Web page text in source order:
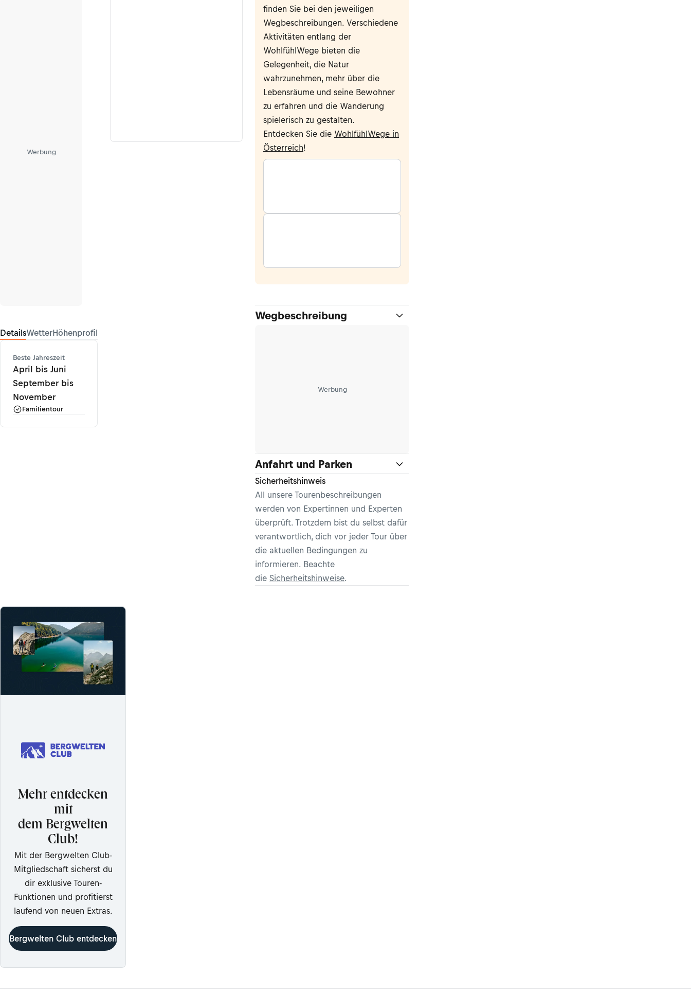
Werbung
DetailsWetterHöhenprofil
Beste Jahreszeit
April bis Juni
September bis
November
Familientour
finden Sie bei den jeweiligen
Wegbeschreibungen. Verschiedene
Aktivitäten entlang der
WohlfühlWege bieten die
Gelegenheit, die Natur
wahrzunehmen, mehr über die
Lebensräume und seine Bewohner
zu erfahren und die Wanderung
spielerisch zu gestalten.
Entdecken Sie die WohlfühlWege in
Österreich!
Wegbeschreibung
Werbung
Anfahrt und Parken
Sicherheitshinweis
All unsere Tourenbeschreibungen
werden von Expertinnen und Experten
überprüft. Trotzdem bist du selbst dafür
verantwortlich, dich vor jeder Tour über
die aktuellen Bedingungen zu
informieren. Beachte
die Sicherheitshinweise.
Mehr entdecken
mit
dem Bergwelten
Club!
Mit der Bergwelten Club-
Mitgliedschaft sicherst du
dir exklusive Touren-
Funktionen und profitierst
laufend von neuen Extras.
Bergwelten Club entdecken